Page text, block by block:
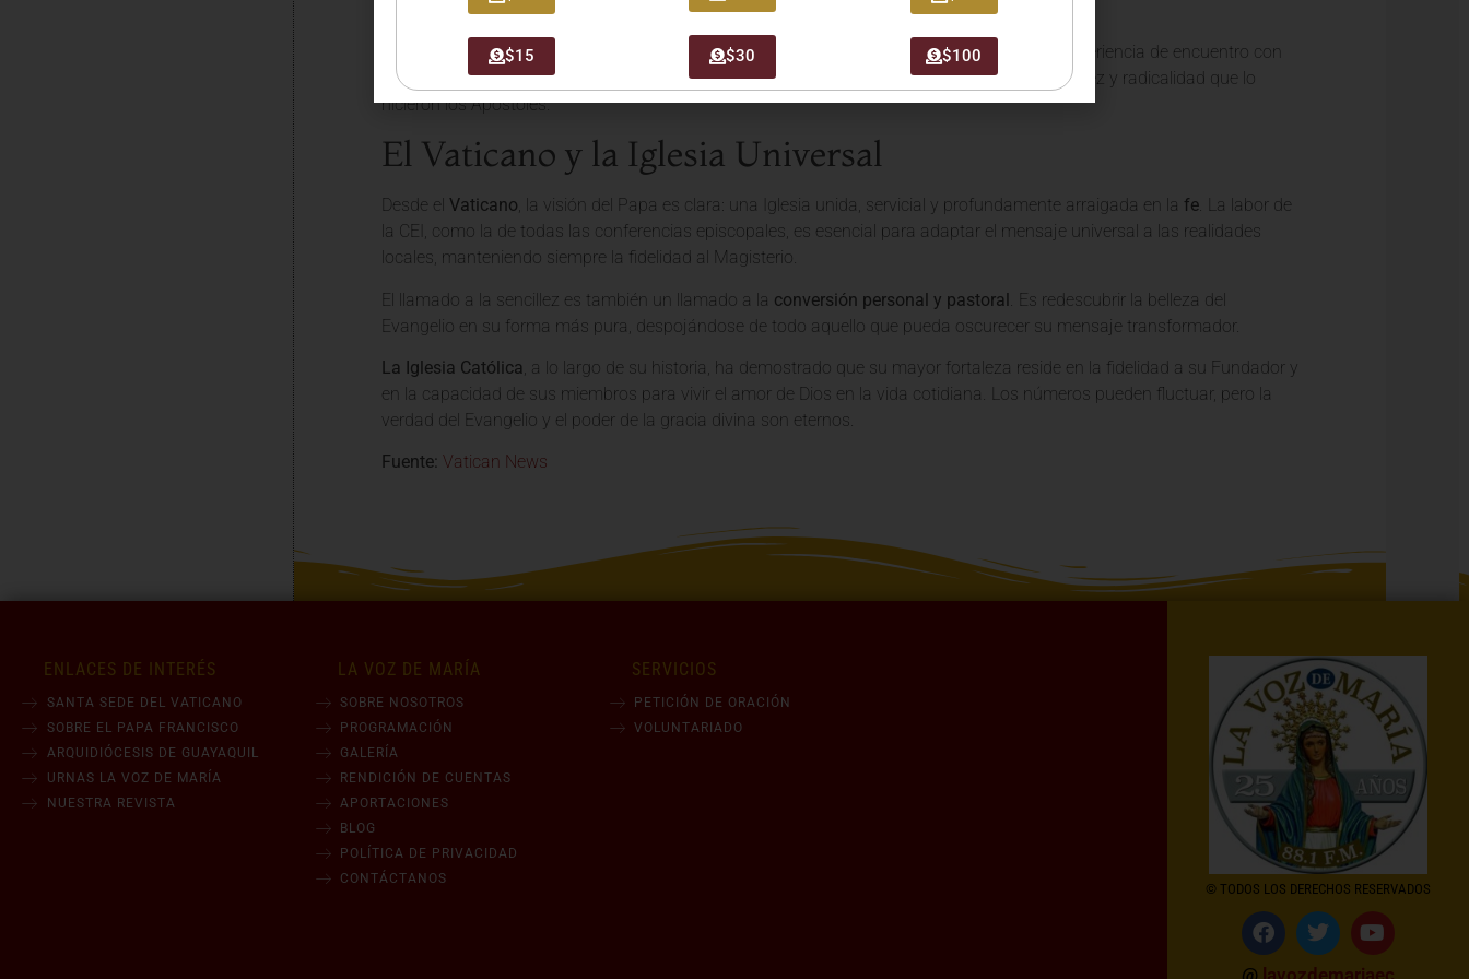
del Evangelio a cada persona.
La evangelización, entendida no como proselitismo, sino como el compartir gozoso de la experiencia de encuentro con
Jesús, es la tarea primordial. Se trata de vivir y anunciar la Buena Noticia con la misma sencillez y radicalidad que lo
hicieron los Apóstoles.
El Vaticano y la Iglesia Universal
Desde el Vaticano, la visión del Papa es clara: una Iglesia unida, servicial y profundamente arraigada en la fe. La labor de
la CEI, como la de todas las conferencias episcopales, es esencial para adaptar el mensaje universal a las realidades
locales, manteniendo siempre la fidelidad al Magisterio.
El llamado a la sencillez es también un llamado a la conversión personal y pastoral . Es redescubrir la belleza del
Evangelio en su forma más pura, despojándose de todo aquello que pueda oscurecer su mensaje transformador.
La Iglesia Católica, a lo largo de su historia, ha demostrado que su mayor fortaleza reside en la fidelidad a su Fundador y
en la capacidad de sus miembros para vivir el amor de Dios en la vida cotidiana. Los números pueden fluctuar, pero la
verdad del Evangelio y el poder de la gracia divina son eternos.
Fuente: Vatican News
ENLACES DE INTERÉS
SANTA SEDE DEL VATICANO
SOBRE EL PAPA FRANCISCO
ARQUIDIÓCESIS DE GUAYAQUIL
URNAS LA VOZ DE MARÍA
NUESTRA REVISTA
LA VOZ DE MARÍA
SOBRE NOSOTROS
PROGRAMACIÓN
GALERÍA
RENDICIÓN DE CUENTAS
APORTACIONES
BLOG
POLÍTICA DE PRIVACIDAD
CONTÁCTANOS
SERVICIOS
PETICIÓN DE ORACIÓN
VOLUNTARIADO
© TODOS LOS DERECHOS RESERVADOS
@ lavozdemariaec
$15 $30 $100